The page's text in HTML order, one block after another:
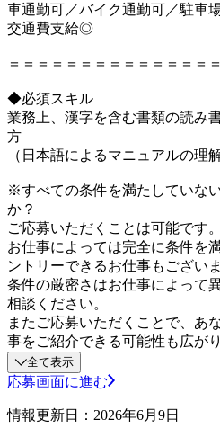
車通勤可／バイク通勤可／駐車
交通費支給◎
＝＝＝＝＝＝＝＝＝＝＝＝＝＝＝
◆必須スキル
業務上、漢字を含む書類の読み
方
（日本語によるマニュアルの理
※すべての条件を満たしていな
か？
ご応募いただくことは可能です。
お仕事によっては完全に条件を
ントリーできるお仕事もございま
条件の厳密さはお仕事によって
相談ください。
またご応募いただくことで、あ
事をご紹介できる可能性も広が
全て表示
応募画面に進む
情報更新日：2026年6月9日